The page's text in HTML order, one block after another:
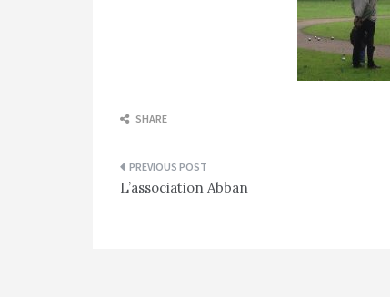
SHARE
Navigation
de
L’association Abban